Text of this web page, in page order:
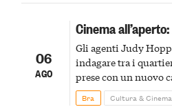
06
AGO
Cinema
Gli agenti Judy
indagare tra i
prese con un nuovo
Bra Cultura & Cinema